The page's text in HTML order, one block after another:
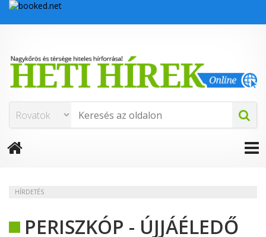
HÍRDETÉS
PERISZKÓP - ÚJJÁÉLEDŐ